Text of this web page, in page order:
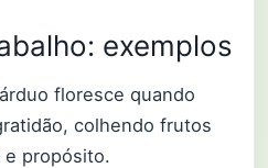
exemplos
floresce quando
colhendo frutos
e propósito.